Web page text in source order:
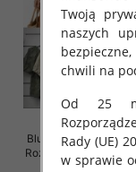
Bluzki damskie
Roz Standard, Mix
szt
Twoją
naszych
chwili na
Od 25
Rady (UE)
w sprawie